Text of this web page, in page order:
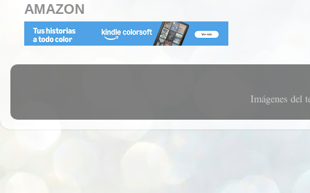
AMAZON
Imágenes del